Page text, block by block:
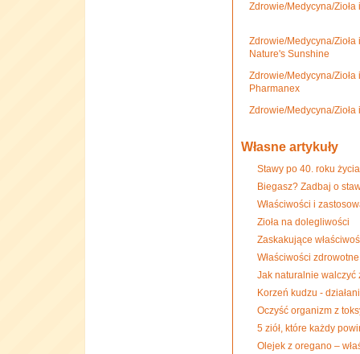
Zdrowie/Medycyna/
Zdrowie/Medycyna/
Nature's Sunshine
Zdrowie/Medycyna/
Pharmanex
Zdrowie/Medycyna/
Własne artykuły
Stawy po 40. roku
Biegasz? Zadbaj o
Właściwości i
Zioła na dolegliwości
Zaskakujące
Właściwości
Jak naturalnie walczyć
Korzeń kudzu -
Oczyść organizm z
5 ziół, które każdy
Olejek z oregano –